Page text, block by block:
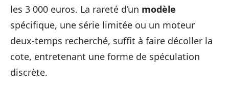
les 3 000 euros. La rareté d’un modèle
spécifique, une série limitée ou un moteur
deux-temps recherché, suffit à faire décoller la
cote, entretenant une forme de spéculation
discrète.